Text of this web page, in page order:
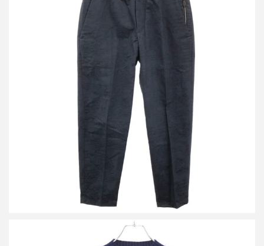
ベルルッティ カリグラフィ スクリットドローストリングパンツ
買取金額24,000円
詳しく見る